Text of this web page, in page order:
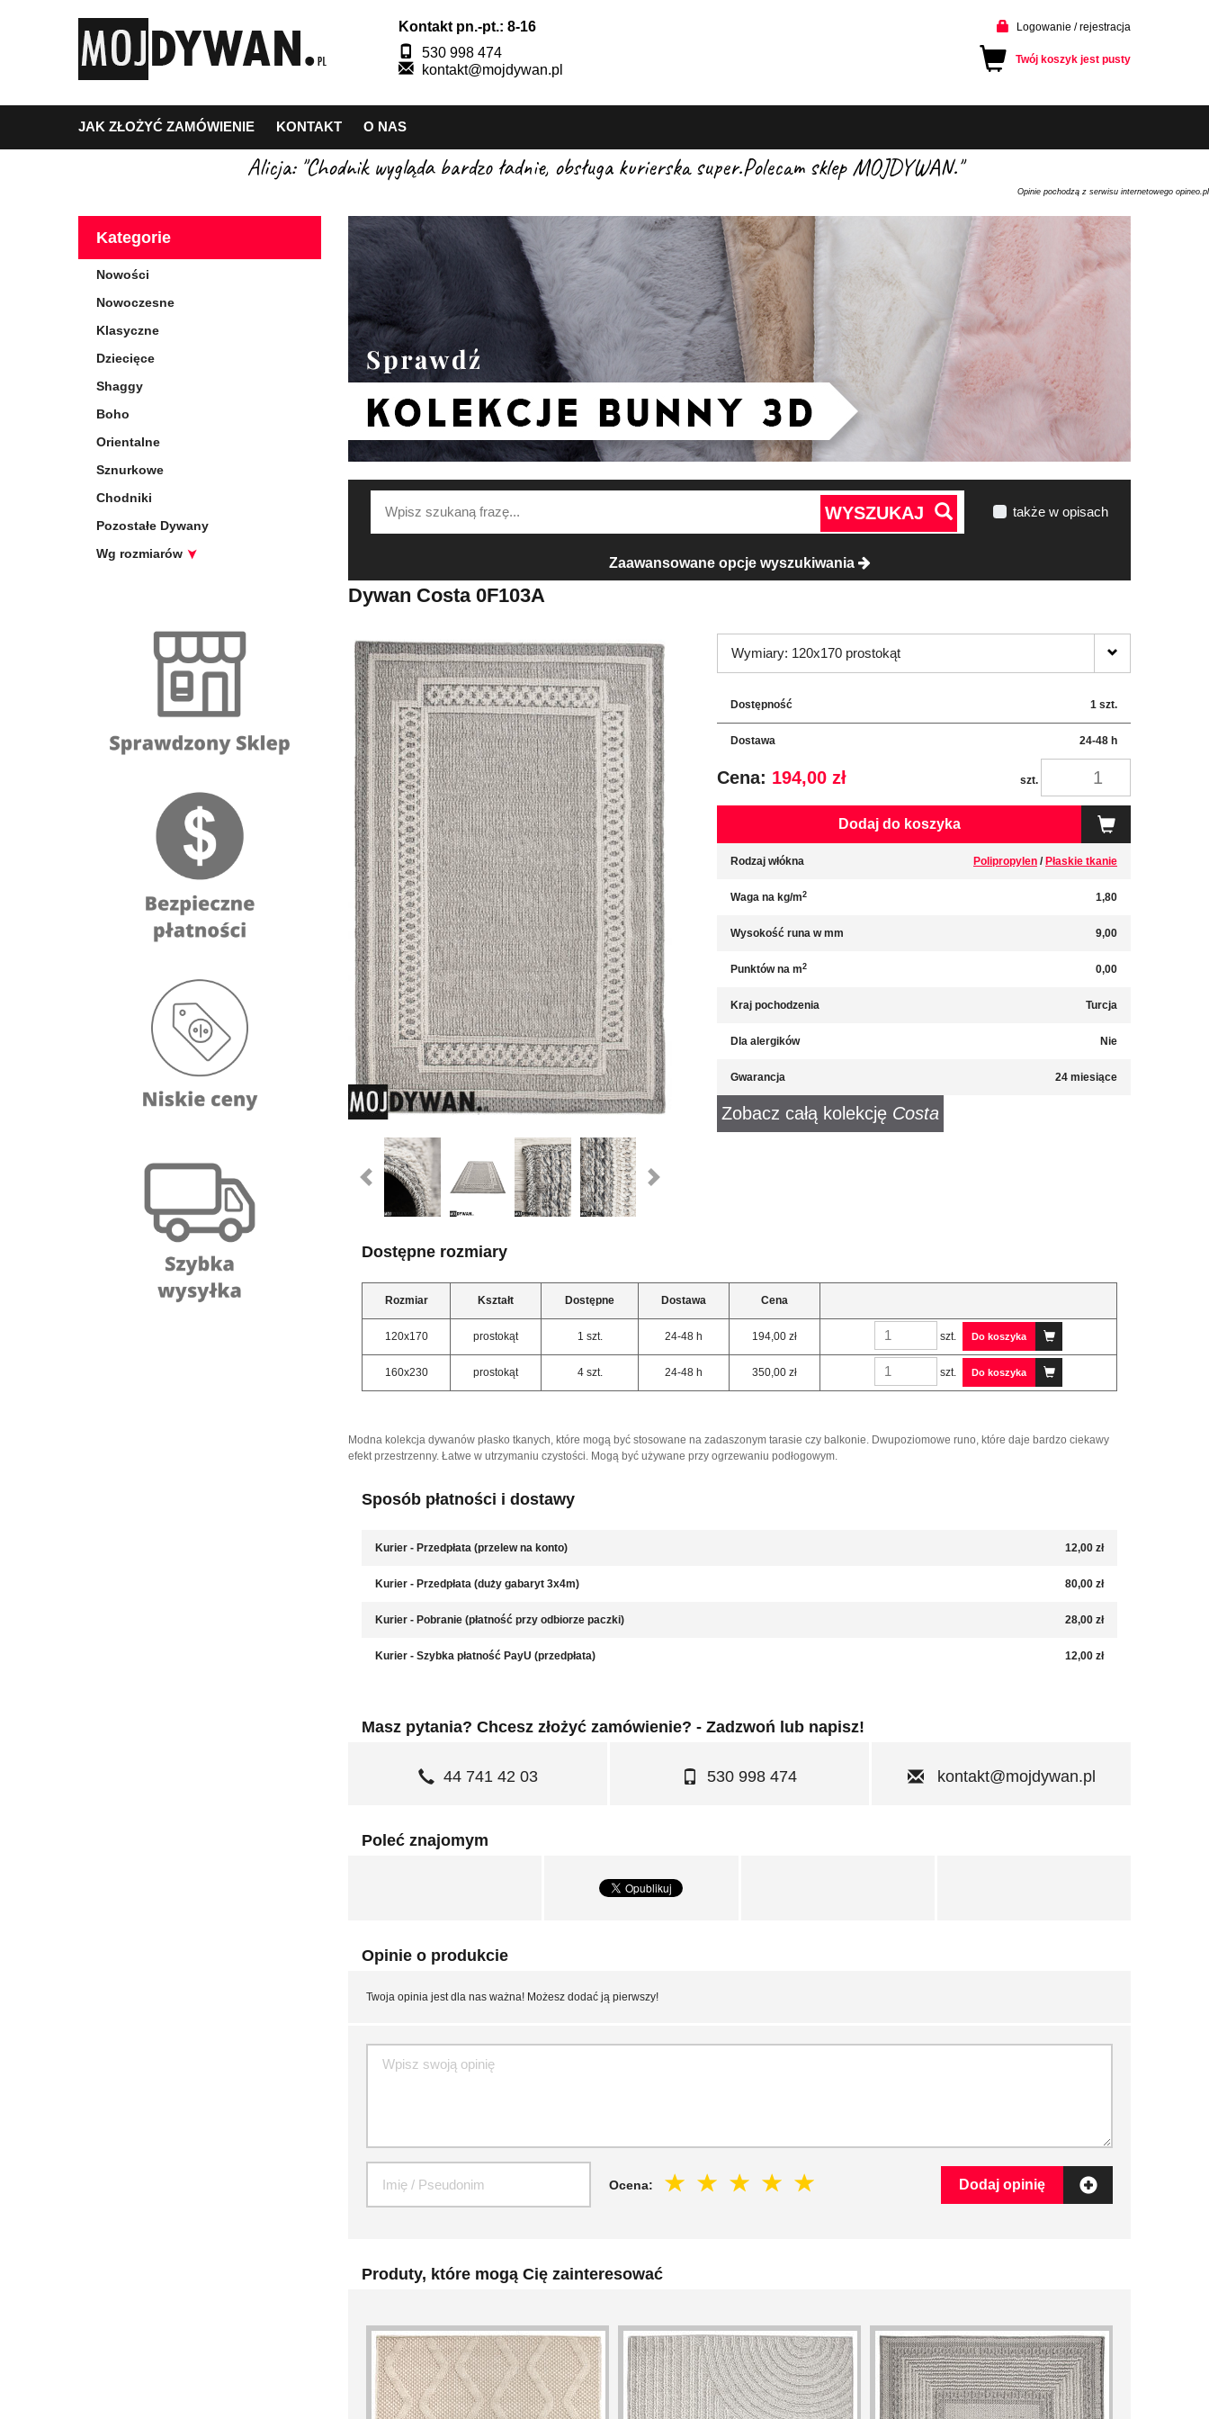
Kontakt pn.-pt.: 8-16
530 998 474
kontakt@mojdywan.pl
Logowanie / rejestracja
Twój koszyk jest pusty
JAK ZŁOŻYĆ ZAMÓWIENIE KONTAKT O NAS
Alicja: "Chodnik wygląda bardzo ładnie, obsługa kurierska super.Polecam sklep MOJDYWAN."
Opinie pochodzą z serwisu internetowego opineo.pl
WYSZUKAJ także w opisach
Zaawansowane opcje wyszukiwania
Dywan Costa 0F103A
Wymiary: 120x170 prostokąt
Dostępność 1 szt.
Dostawa 24-48 h
Cena: 194,00 zł szt.
Dodaj do koszyka
Rodzaj włókna Polipropylen / Płaskie tkanie
Waga na kg/m2 1,80
Wysokość runa w mm 9,00
Punktów na m2 0,00
Kraj pochodzenia Turcja
Dla alergików Nie
Gwarancja 24 miesiące
Zobacz całą kolekcję Costa
Dostępne rozmiary
Rozmiar Kształt Dostępne Dostawa Cena
120x170 prostokąt 1 szt. 24-48 h 194,00 zł szt. Do koszyka
160x230 prostokąt 4 szt. 24-48 h 350,00 zł szt. Do koszyka
Modna kolekcja dywanów płasko tkanych, które mogą być stosowane na zadaszonym tarasie czy balkonie. Dwupoziomowe runo, które daje bardzo ciekawy
efekt przestrzenny. Łatwe w utrzymaniu czystości. Mogą być używane przy ogrzewaniu podłogowym.
Sposób płatności i dostawy
Kurier - Przedpłata (przelew na konto) 12,00 zł
Kurier - Przedpłata (duży gabaryt 3x4m) 80,00 zł
Kurier - Pobranie (płatność przy odbiorze paczki) 28,00 zł
Kurier - Szybka płatność PayU (przedpłata) 12,00 zł
Masz pytania? Chcesz złożyć zamówienie? - Zadzwoń lub napisz!
44 741 42 03 530 998 474 kontakt@mojdywan.pl
Poleć znajomym
Opinie o produkcie
Twoja opinia jest dla nas ważna! Możesz dodać ją pierwszy!
Ocena: Dodaj opinię
Produty, które mogą Cię zainteresować
Kategorie
Nowości
Nowoczesne
Klasyczne
Dziecięce
Shaggy
Boho
Orientalne
Sznurkowe
Chodniki
Pozostałe Dywany
Wg rozmiarów